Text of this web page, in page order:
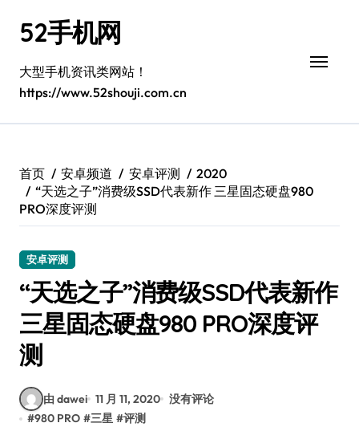
52手机网
大型手机资讯类网站！
https://www.52shouji.com.cn
首页 安卓频道 安卓评测
2020
“天选之子”消费级SSD代表新作 三星固态硬盘980
PRO深度评测
安卓评测
“天选之子”消费级SSD代表新作
三星固态硬盘980 PRO深度评
测
由 dawei 11 月 11, 2020 没有评论
#980 PRO #三星 #评测